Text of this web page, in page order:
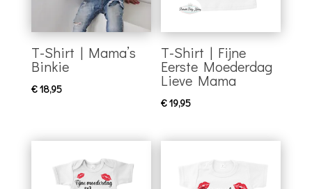
T-Shirt | Mama’s
Binkie
€18,95
T-Shirt | Fijne
Eerste Moederdag
Lieve Mama
€19,95